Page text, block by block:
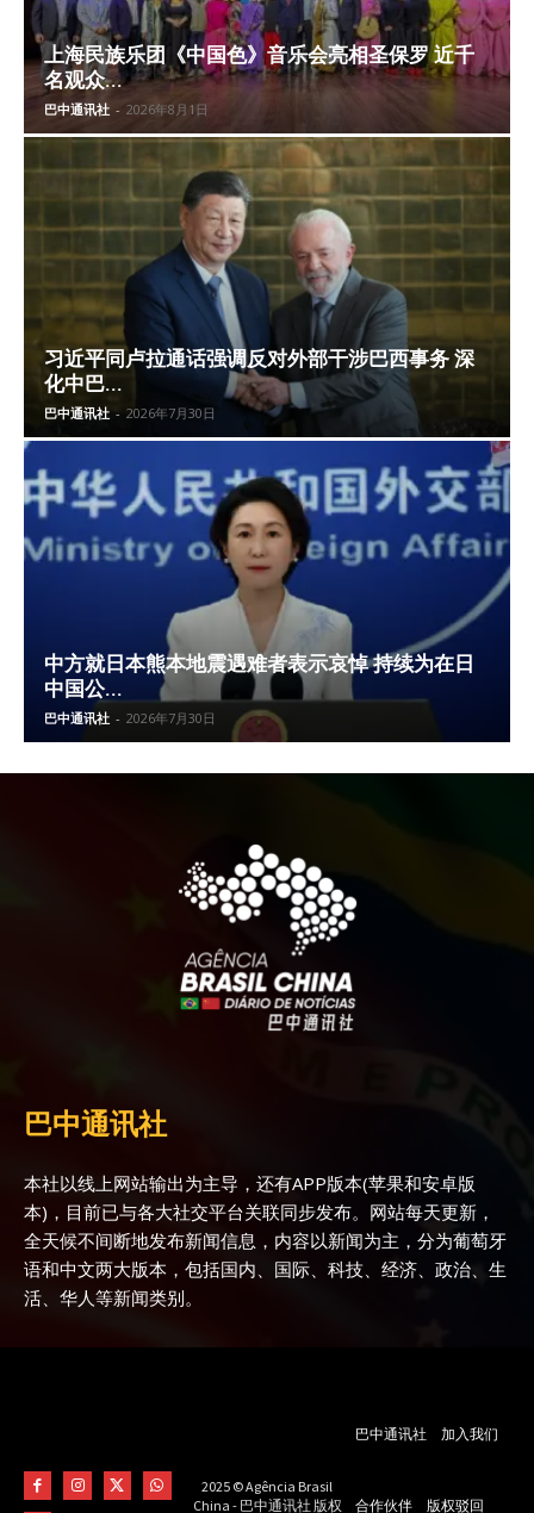
上海民族乐团《中国色》音乐会亮相圣保罗 近千
名观众...
巴中通讯社 - 2026年8月1日
习近平同卢拉通话强调反对外部干涉巴西事务 深
化中巴...
巴中通讯社 - 2026年7月30日
中方就日本熊本地震遇难者表示哀悼 持续为在日
中国公...
巴中通讯社 - 2026年7月30日
巴中通讯社
本社以线上网站输出为主导，还有APP版本(苹果和安卓版
本)，目前已与各大社交平台关联同步发布。网站每天更新，
全天候不间断地发布新闻信息，内容以新闻为主，分为葡萄牙
语和中文两大版本，包括国内、国际、科技、经济、政治、生
活、华人等新闻类别。
2025 © Agência Brasil
China - 巴中通讯社 版权
巴中通讯社 加入我们
合作伙伴 版权驳回